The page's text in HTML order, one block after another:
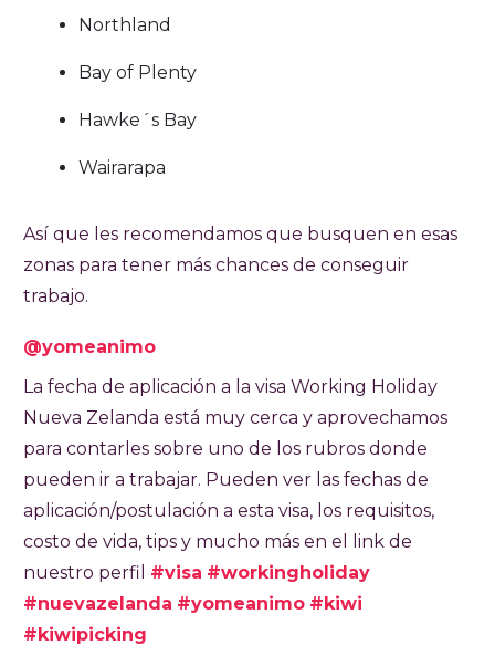
Northland
Bay of Plenty
Hawke´s Bay
Wairarapa
Así que les recomendamos que busquen en esas
zonas para tener más chances de conseguir
trabajo.
@yomeanimo
La fecha de aplicación a la visa Working Holiday
Nueva Zelanda está muy cerca y aprovechamos
para contarles sobre uno de los rubros donde
pueden ir a trabajar. Pueden ver las fechas de
aplicación/postulación a esta visa, los requisitos,
costo de vida, tips y mucho más en el link de
nuestro perfil #visa #workingholiday
#nuevazelanda #yomeanimo #kiwi
#kiwipicking